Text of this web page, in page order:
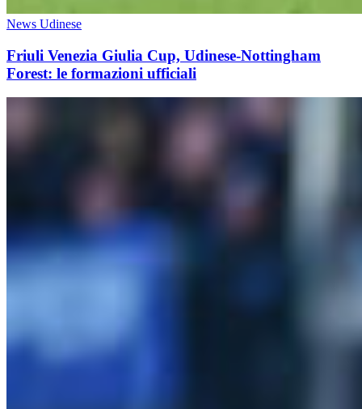
News Udinese
Friuli Venezia Giulia Cup, Udinese-Nottingham
Forest: le formazioni ufficiali